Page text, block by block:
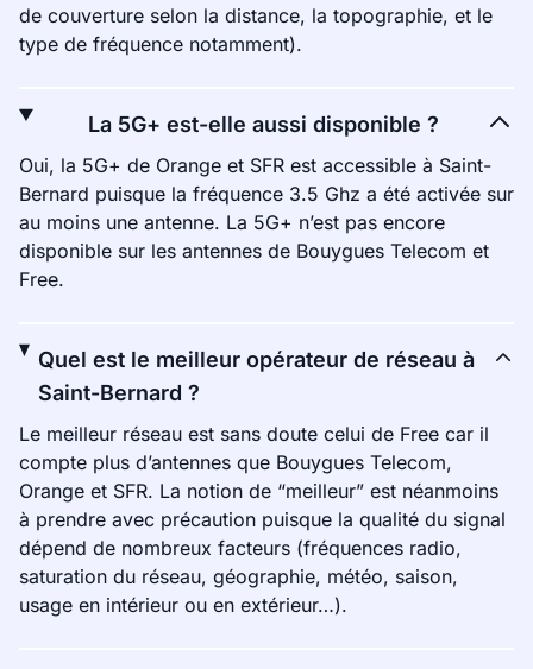
de couverture selon la distance, la topographie, et le
type de fréquence notamment).
La 5G+ est-elle aussi disponible ?
Oui, la 5G+ de Orange et SFR est accessible à Saint-
Bernard puisque la fréquence 3.5 Ghz a été activée sur
au moins une antenne. La 5G+ n’est pas encore
disponible sur les antennes de Bouygues Telecom et
Free.
Quel est le meilleur opérateur de réseau à
Saint-Bernard ?
Le meilleur réseau est sans doute celui de Free car il
compte plus d’antennes que Bouygues Telecom,
Orange et SFR. La notion de “meilleur” est néanmoins
à prendre avec précaution puisque la qualité du signal
dépend de nombreux facteurs (fréquences radio,
saturation du réseau, géographie, météo, saison,
usage en intérieur ou en extérieur…).